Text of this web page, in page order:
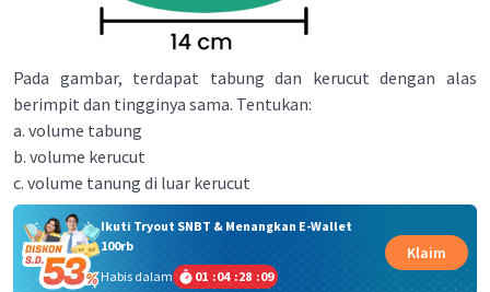
Pada gambar, terdapat tabung dan kerucut dengan alas
berimpit dan tingginya sama. Tentukan:
a. volume tabung
b. volume kerucut
c. volume tanung di luar kerucut
Ikuti Tryout SNBT & Menangkan E-Wallet
100rb
Habis dalam
01 :04 :28 :09
Klaim